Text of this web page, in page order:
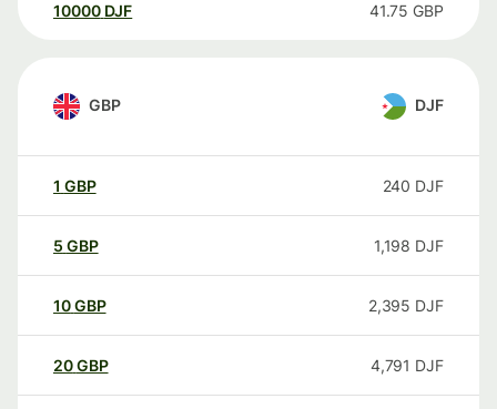
10000 DJF 41.75 GBP
GBP DJF
1 GBP 240 DJF
5 GBP 1,198 DJF
10GBP 2,395 DJF
20GBP 4,791 DJF